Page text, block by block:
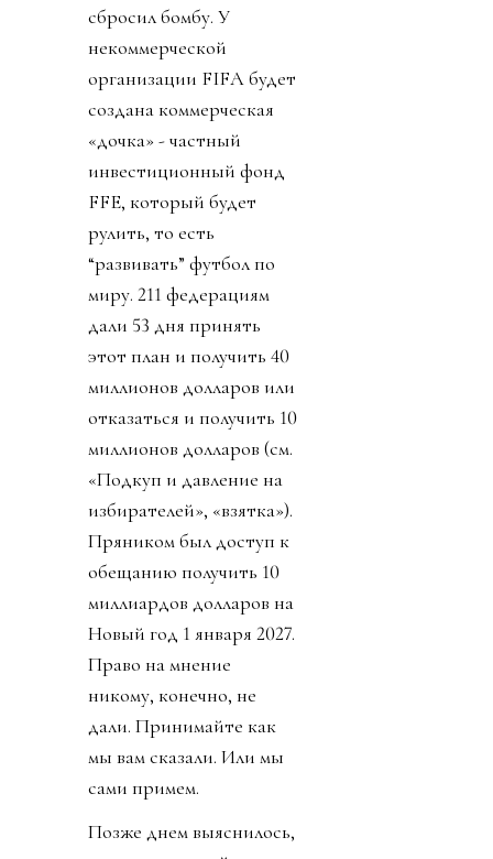
сбросил бомбу. У
некоммерческой
организации FIFA будет
создана коммерческая
«дочка» - частный
инвестиционный фонд
FFE, который будет
рулить, то есть
“развивать” футбол по
миру. 211 федерациям
дали 53 дня принять
этот план и получить 40
миллионов долларов или
отказаться и получить 10
миллионов долларов (см.
«Подкуп и давление на
избирателей», «взятка»).
Пряником был доступ к
обещанию получить 10
миллиардов долларов на
Новый год 1 января 2027.
Право на мнение
никому, конечно, не
дали. Принимайте как
мы вам сказали. Или мы
сами примем.
Позже днем выяснилось,